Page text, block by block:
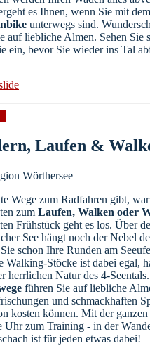
es Ihnen, wenn Sie mit dem
unterwegs sind.
auf liebliche Almen. Sehen Sie
ein, bevor Sie wieder ins Tal
Laufen &
Wörthersee
Wege zum Radfahren gibt,
zum Laufen, Walken oder
Frühstück geht es los. Über
See hängt noch der Nebel
schon Ihre Runden am
Walking-Stöcke ist dabei egal,
herrlichen Natur des 4-Seentals.
führen Sie auf liebliche
und schmackhaften
kosten können. Mit der
Uhr zum Training - in der
ist für jeden etwas dabei!